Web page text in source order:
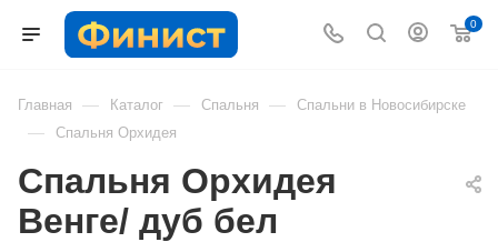
0
Главная — Каталог — Спальня — Спальни в Новосибирске
— Спальня Орхидея
Спальня Орхидея
Венге/ дуб бел